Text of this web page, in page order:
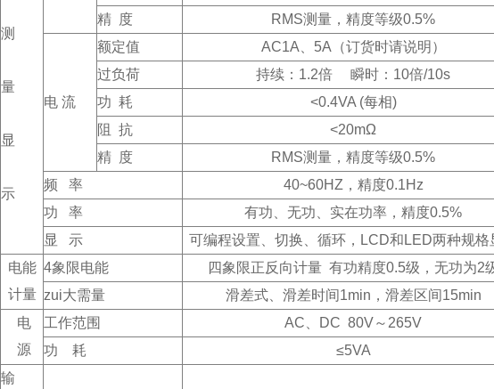
测
量
显
示
精 度
RMS测量，精度等级0.5%
电 流
额定值 AC1A 、5A（订货时请说明）
过负荷
持续：1.2倍 瞬时：10倍/10s
功 耗
<0.4VA (每相)
阻 抗
<20mΩ
精 度
RMS测量，精度等级0.5%
频 率
40~60HZ ，精度0.1Hz
功 率
有功、无功、实在功率，精度0.5%
显 示
可编程设置、切换、循环，LCD和LED两种规格
电能
计量
4象限电能
四象限正反向计量 有功精度0.5级，无功为2
zui大需量
滑差式、滑差时间1min，滑差区间15min
电
源
工作范围 AC 、DC 80V～265V
功 耗
≤5VA
输